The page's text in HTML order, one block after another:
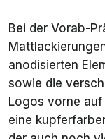
Bei der Vorab-
anodisierten
sowie die
Logos vorne
eine